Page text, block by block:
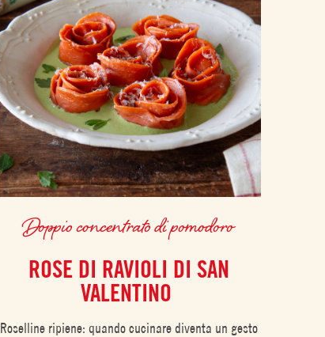
Doppio concentrato di pomodoro
ROSE DI RAVIOLI DI SAN
VALENTINO
Roselline ripiene: quando cucinare diventa un gesto